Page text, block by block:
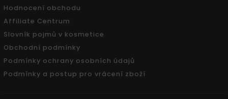
Hodnocení obchodu
Affiliate Centrum
Slovník pojmů v kosmetice
Obchodní podmínky
Podmínky ochrany osobních údajů
Podmínky a postup pro vrácení zboží